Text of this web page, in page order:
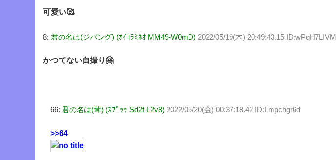
可愛い🥰
8: 君の名は(ジパング) (ｵｲｺﾗﾐﾈｵ MM49-W0mD) 2022/05/19(木) 20:49:43.15 ID:wPqH7LIVM
かつてない自撮り🤗
66: 君の名は(茸) (ｽﾌﾟｯｯ Sd2f-L2v8) 2022/05/20(金) 00:37:18.42 ID:Lmpchgr6d
>>64